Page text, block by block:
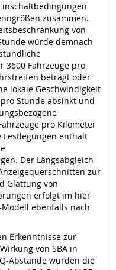
zusammen.
von
würde demnach
3600 Fahrzeuge pro
beträgt oder
lokale Geschwindigkeit
Stunde absinkt und
pro Kilometer
Festlegungen enthält
Der Längsabgleich
zur
Glättung von
erfolgt im hier
ebenfalls nach
Erkenntnisse zur
von SBA in
Abstände wurden die